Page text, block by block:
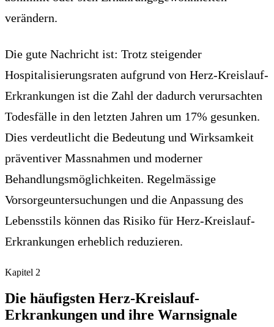
verändern.
Die gute Nachricht ist: Trotz steigender
Hospitalisierungsraten aufgrund von Herz-Kreislauf-
Erkrankungen ist die Zahl der dadurch verursachten
Todesfälle in den letzten Jahren um 17% gesunken.
Dies verdeutlicht die Bedeutung und Wirksamkeit
präventiver Massnahmen und moderner
Behandlungsmöglichkeiten. Regelmässige
Vorsorgeuntersuchungen und die Anpassung des
Lebensstils können das Risiko für Herz-Kreislauf-
Erkrankungen erheblich reduzieren.
Kapitel 2
Die häufigsten Herz-Kreislauf-
Erkrankungen und ihre Warnsignale